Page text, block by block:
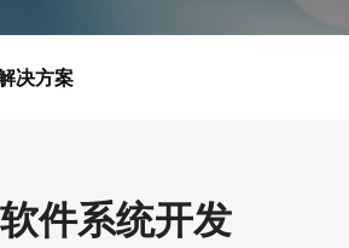
决方案
软件系统开发